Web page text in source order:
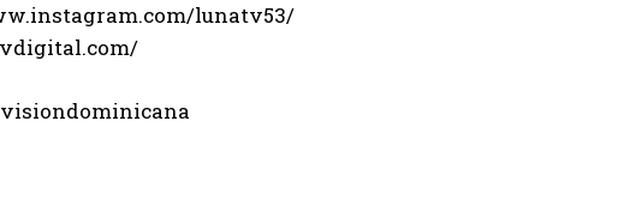
lunatv53/